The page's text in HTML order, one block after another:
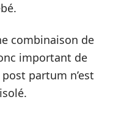
combinaison de
important de
partum n’est